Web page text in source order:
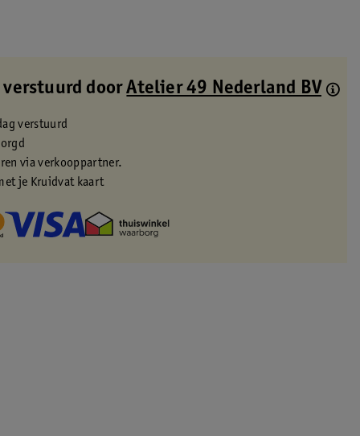
verstuurd doorAtelier 49 Nederland BV
verstuurd
via verkooppartner.
je Kruidvat kaart